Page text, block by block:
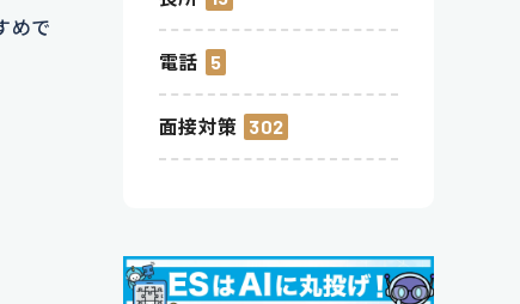
めで
電話 5
面接対策 302